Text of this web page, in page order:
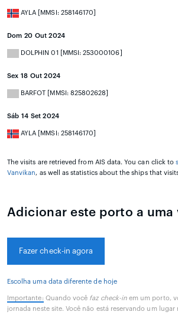
AYLA [MMSI: 258146170]
Dom 20 Out 2024
DOLPHIN 01 [MMSI: 253000106]
Sex 18 Out 2024
BARFOT [MMSI: 825802628]
Sáb 14 Set 2024
AYLA [MMSI: 258146170]
The visits are retrieved from AIS data. You can click to
Vanvikan, as well as statistics about the ships that
Adicionar este porto a uma
Fazer check-in agora
Escolha uma data diferente de hoje
Importante: Quando você faz check-in em um porto,
jornada neste site. Você não está reservando um lugar